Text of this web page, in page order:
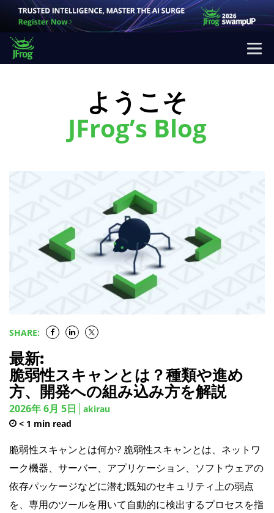
ようこそ
JFrog’s Blog
SHARE:
最新:
脆弱性スキャンとは？種類や進め
方、開発への組み込み方を解説
2026年 6月 5日
akirau
< 1 min read
脆弱性スキャンとは何か? 脆弱性スキャンとは、ネットワ
ーク機器、サーバー、アプリケーション、ソフトウェアの
依存パッケージなどに潜む既知のセキュリティ上の弱点
を、専用のツールを用いて自動的に検出するプロセスを指